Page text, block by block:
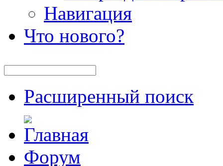
Навигация
Что нового?
Расширенный поиск
Форум